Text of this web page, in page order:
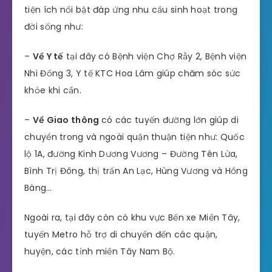
tiện ích nổi bật đáp ứng nhu cầu sinh hoạt trong
đời sống như:
– Về Y tế tại đây có Bệnh viện Chợ Rẫy 2, Bệnh viện
Nhi Đồng 3, Y tế KTC Hoa Lâm giúp chăm sóc sức
khỏe khi cần.
– Về Giao thông có các tuyến đường lớn giúp di
chuyển trong và ngoài quận thuận tiện như: Quốc
lộ 1A, đường Kinh Dương Vương – Đường Tên Lửa,
Bình Trị Đông, thị trấn An Lạc, Hùng Vương và Hồng
Bàng…
Ngoài ra, tại đây còn có khu vực Bến xe Miền Tây,
tuyến Metro hỗ trợ di chuyển đến các quận,
huyện, các tỉnh miền Tây Nam Bộ.